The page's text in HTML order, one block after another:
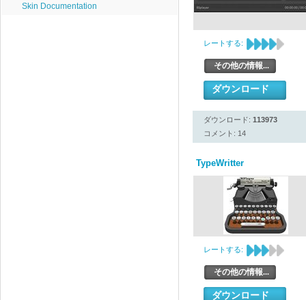
Skin Documentation
レートする:
その他の情報...
ダウンロード
ダウンロード: 113973
コメント: 14
TypeWritter
レートする:
その他の情報...
ダウンロード